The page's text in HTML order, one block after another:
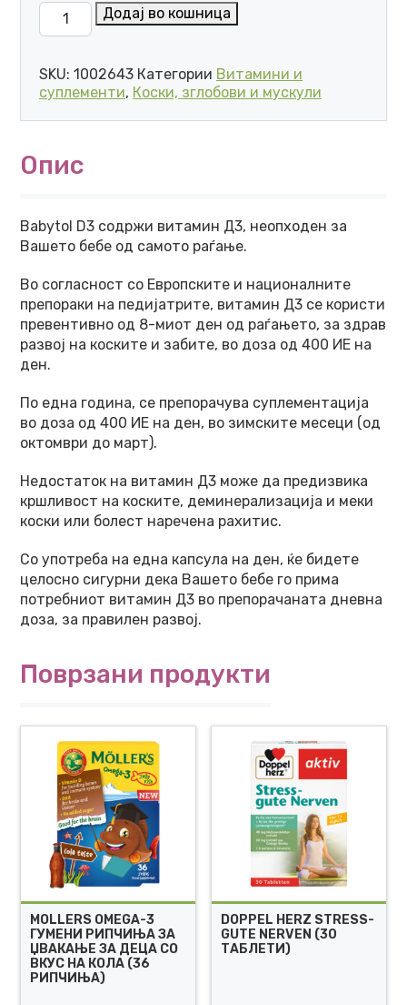
4U pharma BABYTOL D3 TWIST-OFF КАПСУЛИ (30
Додај во кошница
SKU: 1002643 Категории Витамини и
суплементи, Коски, зглобови и мускули
Опис
Babytol D3 содржи витамин Д3, неопходен за
Вашето бебе од самото раѓање.
Во согласност со Европските и националните
препораки на педијатрите, витамин Д3 се користи
превентивно од 8-миот ден од раѓањето, за здрав
развој на коските и забите, во доза од 400 ИЕ на
ден.
По една година, се препорачува суплементација
во доза од 400 ИЕ на ден, во зимските месеци (од
октомври до март).
Недостаток на витамин Д3 може да предизвика
кршливост на коските, деминерализација и меки
коски или болест наречена рахитис.
Со употреба на една капсула на ден, ќе бидете
целосно сигурни дека Вашето бебе го прима
потребниот витамин Д3 во препорачаната дневна
доза, за правилен развој.
Поврзани продукти
MOLLERS OMEGA-3
ГУМЕНИ РИПЧИЊА ЗА
ЏВАКАЊЕ ЗА ДЕЦА СО
ВКУС НА КОЛА (36
РИПЧИЊА)
DOPPEL HERZ STRESS-
GUTE NERVEN (30
ТАБЛЕТИ)